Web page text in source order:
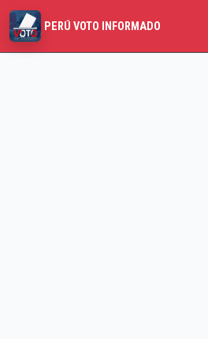
PERÚ VOTO INFORMADO